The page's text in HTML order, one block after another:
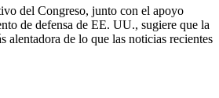
del Congreso, junto con el apoyo
de defensa de EE. UU., sugiere que la
alentadora de lo que las noticias recientes